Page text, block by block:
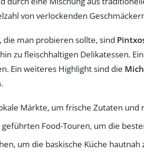
von verlockenden
die man probieren sollte, sind
zu fleischhaltigen Delikatessen.
Ein weiteres Highlight sind die
Märkte, um frische Zutaten
Food-Touren, um die
um die baskische Küche hautnah